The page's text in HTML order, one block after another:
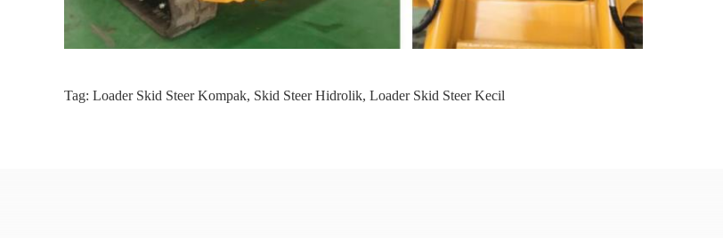
Tag: Loader Skid Steer Kompak, Skid Steer Hidrolik, Loader Skid Steer Kecil